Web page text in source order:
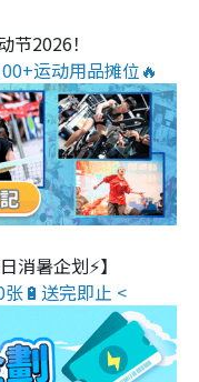
节2026！
运动用品摊位🔥
消暑企划⚡】
🔋送完即止 <